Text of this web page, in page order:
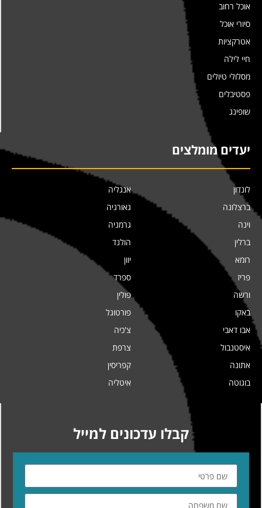
אוכל רחוב
סיורי אוכל
אטרקציות
חיי לילה
מסלולי טיולים
פסטיבלים
שופינג
יעדים מומלצים
לונדון
ברצלונה
וינה
ברלין
רומא
פריז
ורשה
באקו
אבו דאבי
איסטנבול
אתונה
בוגוטה
אנגליה
גאורגיה
גרמניה
הולנד
יוון
ספרד
פולין
פורטוגל
צ'כיה
צרפת
קפריסין
איטליה
קבלו עדכונים למייל